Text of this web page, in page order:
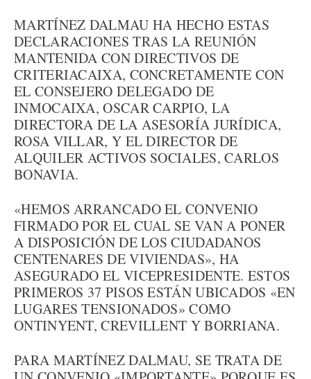
MARTÍNEZ DALMAU HA HECHO ESTAS
DECLARACIONES TRAS LA REUNIÓN
MANTENIDA CON DIRECTIVOS DE
CRITERIACAIXA, CONCRETAMENTE CON
EL CONSEJERO DELEGADO DE
INMOCAIXA, OSCAR CARPIO, LA
DIRECTORA DE LA ASESORÍA JURÍDICA,
ROSA VILLAR, Y EL DIRECTOR DE
ALQUILER ACTIVOS SOCIALES, CARLOS
BONAVIA.
«HEMOS ARRANCADO EL CONVENIO
FIRMADO POR EL CUAL SE VAN A PONER
A DISPOSICIÓN DE LOS CIUDADANOS
CENTENARES DE VIVIENDAS», HA
ASEGURADO EL VICEPRESIDENTE. ESTOS
PRIMEROS 37 PISOS ESTÁN UBICADOS «EN
LUGARES TENSIONADOS» COMO
ONTINYENT, CREVILLENT Y BORRIANA.
PARA MARTÍNEZ DALMAU, SE TRATA DE